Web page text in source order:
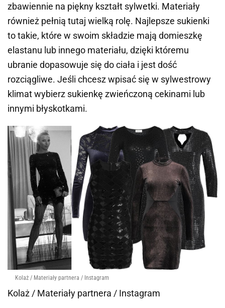
zbawiennie na piękny kształt sylwetki. Materiały
również pełnią tutaj wielką rolę. Najlepsze sukienki
to takie, które w swoim składzie mają domieszkę
elastanu lub innego materiału, dzięki któremu
ubranie dopasowuje się do ciała i jest dość
rozciągliwe. Jeśli chcesz wpisać się w sylwestrowy
klimat wybierz sukienkę zwieńczoną cekinami lub
innymi błyskotkami.
Kolaż / Materiały partnera / Instagram
Kolaż / Materiały partnera / Instagram